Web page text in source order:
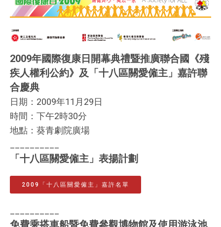
2009年國際復康日開幕典禮暨推廣聯合國《殘
疾人權利公約》及「十八區關愛僱主」嘉許聯
合慶典
日期：2009年11月29日
時間：下午2時30分
地點：葵青劇院廣場
「十八區關愛僱主」表揚計劃
2009「十八區關愛僱主」嘉許名單